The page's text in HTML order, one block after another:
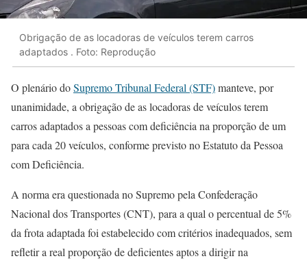
Obrigação de as locadoras de veículos terem carros
adaptados . Foto: Reprodução
O plenário doSupremo Tribunal Federal (STF)manteve, por
unanimidade, a obrigação de as locadoras de veículos terem
carros adaptados a pessoas com deficiência na proporção de um
para cada 20 veículos, conforme previsto no Estatuto da Pessoa
com Deficiência.
A norma era questionada no Supremo pela Confederação
Nacional dos Transportes (CNT), para a qual o percentual de 5%
da frota adaptada foi estabelecido com critérios inadequados, sem
refletir a real proporção de deficientes aptos a dirigir na